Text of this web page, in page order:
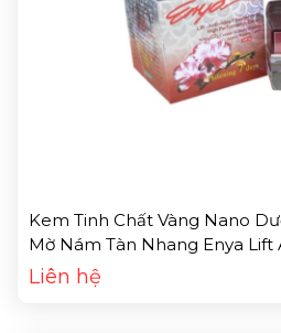
Kem Tinh Chất Vàng Nano
Mờ Nám Tàn Nhang Enya Lift
30 (20g)
Liên hệ